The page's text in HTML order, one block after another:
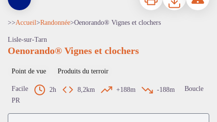
>>Accueil>Randonnée>Oenorando® Vignes et clochers
Lisle-sur-Tarn
Oenorando® Vignes et clochers
Point de vue Produits du terroir
Facile 2h 8,2km +188m -188m
Boucle
PR